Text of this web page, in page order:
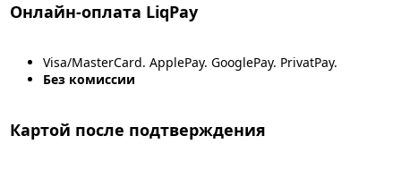
Онлайн-оплата LiqPay
Visa/MasterCard. ApplePay. GooglePay. PrivatPay.
Без комиссии
Картой после подтверждения